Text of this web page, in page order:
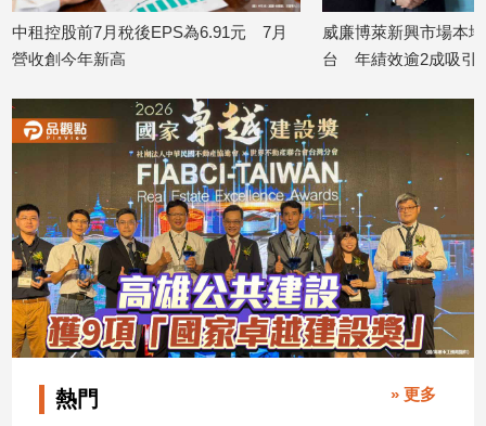
影
音
專
區
媒
體
投
稿
專
區
6.91元 7月
威廉博萊新興市場本地貨幣債券基金登
台 年績效逾2成吸引法人目光！
00961
100
熱門 » 更多